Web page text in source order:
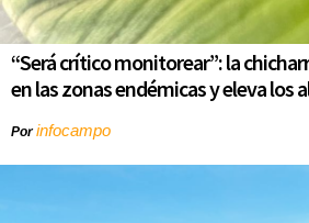
“Será crítico monitorear”: la
en las zonas endémicas y eleva los
Porinfocampo